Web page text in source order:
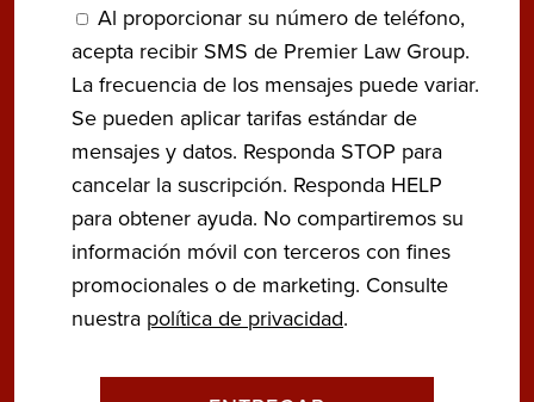
Al proporcionar su número de teléfono,
acepta recibir SMS de Premier Law Group.
La frecuencia de los mensajes puede variar.
Se pueden aplicar tarifas estándar de
mensajes y datos. Responda STOP para
cancelar la suscripción. Responda HELP
para obtener ayuda. No compartiremos su
información móvil con terceros con fines
promocionales o de marketing. Consulte
nuestra política de privacidad.